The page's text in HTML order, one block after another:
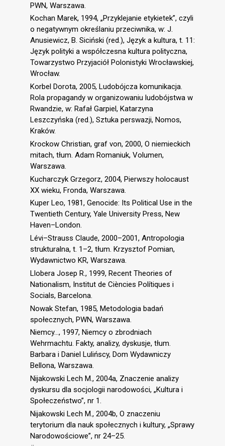
PWN, Warszawa.
Kochan Marek, 1994, „Przyklejanie etykietek”, czyli
o negatywnym określaniu przeciwnika, w: J.
Anusiewicz, B. Siciński (red.), Język a kultura, t. 11:
Język polityki a współczesna kultura polityczna,
Towarzystwo Przyjaciół Polonistyki Wrocławskiej,
Wrocław.
Korbel Dorota, 2005, Ludobójcza komunikacja.
Rola propagandy w organizowaniu ludobójstwa w
Rwandzie, w: Rafał Garpiel, Katarzyna
Leszczyńska (red.), Sztuka perswazji, Nomos,
Kraków.
Krockow Christian, graf von, 2000, O niemieckich
mitach, tłum. Adam Romaniuk, Volumen,
Warszawa.
Kucharczyk Grzegorz, 2004, Pierwszy holocaust
XX wieku, Fronda, Warszawa.
Kuper Leo, 1981, Genocide: Its Political Use in the
Twentieth Century, Yale University Press, New
Haven–London.
Lévi–Strauss Claude, 2000–2001, Antropologia
strukturalna, t. 1–2, tłum. Krzysztof Pomian,
Wydawnictwo KR, Warszawa.
Llobera Josep R., 1999, Recent Theories of
Nationalism, Institut de Ciències Polítiques i
Socials, Barcelona.
Nowak Stefan, 1985, Metodologia badań
społecznych, PWN, Warszawa.
Niemcy…, 1997, Niemcy o zbrodniach
Wehrmachtu. Fakty, analizy, dyskusje, tłum.
Barbara i Daniel Lulińscy, Dom Wydawniczy
Bellona, Warszawa.
Nijakowski Lech M., 2004a, Znaczenie analizy
dyskursu dla socjologii narodowości, „Kultura i
Społeczeństwo”, nr 1.
Nijakowski Lech M., 2004b, O znaczeniu
terytorium dla nauk społecznych i kultury, „Sprawy
Narodowościowe”, nr 24–25.